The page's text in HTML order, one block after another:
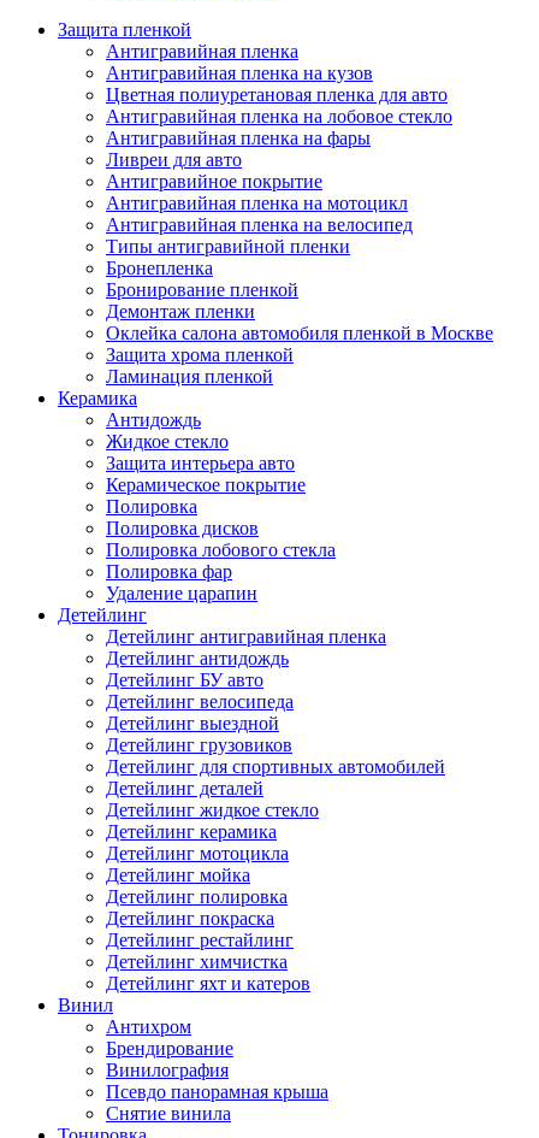
Защита пленкой
Антигравийная пленка
Антигравийная пленка на кузов
Цветная полиуретановая пленка для авто
Антигравийная пленка на лобовое стекло
Антигравийная пленка на фары
Ливреи для авто
Антигравийное покрытие
Антигравийная пленка на мотоцикл
Антигравийная пленка на велосипед
Типы антигравийной пленки
Бронепленка
Бронирование пленкой
Демонтаж пленки
Оклейка салона автомобиля пленкой в Москве
Защита хрома пленкой
Ламинация пленкой
Керамика
Антидождь
Жидкое стекло
Защита интерьера авто
Керамическое покрытие
Полировка
Полировка дисков
Полировка лобового стекла
Полировка фар
Удаление царапин
Детейлинг
Детейлинг антигравийная пленка
Детейлинг антидождь
Детейлинг БУ авто
Детейлинг велосипеда
Детейлинг выездной
Детейлинг грузовиков
Детейлинг для спортивных автомобилей
Детейлинг деталей
Детейлинг жидкое стекло
Детейлинг керамика
Детейлинг мотоцикла
Детейлинг мойка
Детейлинг полировка
Детейлинг покраска
Детейлинг рестайлинг
Детейлинг химчистка
Детейлинг яхт и катеров
Винил
Антихром
Брендирование
Винилография
Псевдо панорамная крыша
Снятие винила